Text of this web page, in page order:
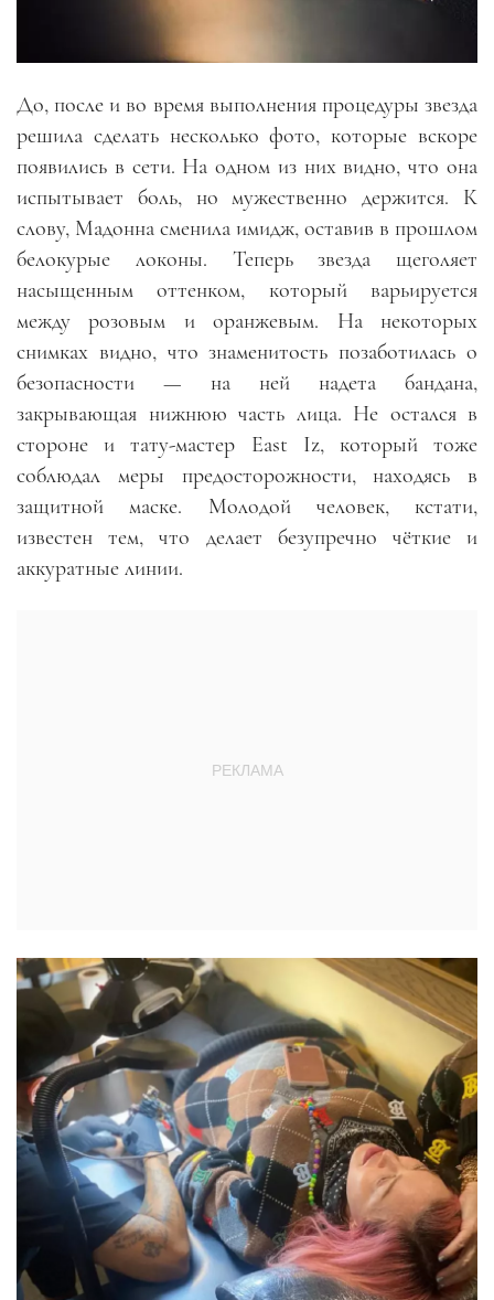
До, после и во время выполнения процедуры звезда
решила сделать несколько фото, которые вскоре
появились в сети. На одном из них видно, что она
испытывает боль, но мужественно держится. К
слову, Мадонна сменила имидж, оставив в прошлом
белокурые локоны. Теперь звезда щеголяет
насыщенным оттенком, который варьируется
между розовым и оранжевым. На некоторых
снимках видно, что знаменитость позаботилась о
безопасности — на ней надета бандана,
закрывающая нижнюю часть лица. Не остался в
стороне и тату-мастер East Iz, который тоже
соблюдал меры предосторожности, находясь в
защитной маске. Молодой человек, кстати,
известен тем, что делает безупречно чёткие и
аккуратные линии.